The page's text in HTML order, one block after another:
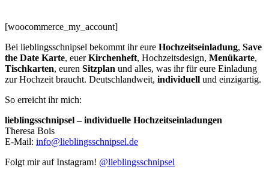
[woocommerce_my_account]
Bei lieblingsschnipsel bekommt ihr eure Hochzeitseinladung, Save
the Date Karte, euerKirchenheft, Hochzeitsdesign, Menükarte,
Tischkarten, euren Sitzplan und alles, was ihr für eure Einladung
zur Hochzeit braucht. Deutschlandweit, individuell und einzigartig.
So erreicht ihr mich:
lieblingsschnipsel – individuelle Hochzeitseinladungen
Theresa Bois
E-Mail: info@lieblingsschnipsel.de
Folgt mir auf Instagram! @lieblingsschnipsel